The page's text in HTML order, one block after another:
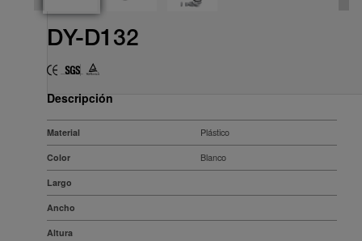
DY-D132
Descripción
Material Plástico
Color Blanco
Largo
Ancho
Altura